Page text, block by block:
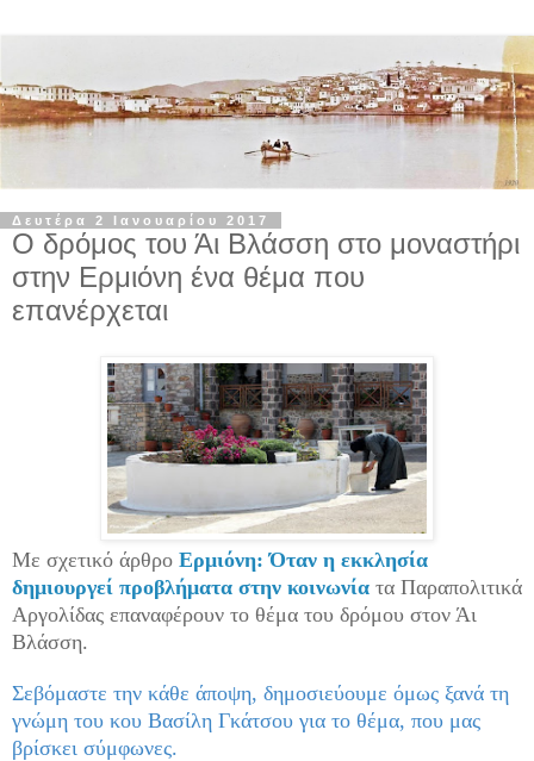
Δευτέρα 2 Ιανουαρίου 2017
Ο δρόμος του Άι Βλάσση στο μοναστήρι
στην Ερμιόνη ένα θέμα που
επανέρχεται
Με σχετικό άρθρο Ερμιόνη: Όταν η εκκλησία
δημιουργεί προβλήματα στην κοινωνία τα Παραπολιτικά
Αργολίδας επαναφέρουν το θέμα του δρόμου στον Άι
Βλάσση.
Σεβόμαστε την κάθε άποψη, δημοσιεύουμε όμως ξανά τη
γνώμη του κου Βασίλη Γκάτσου για το θέμα, που μας
βρίσκει σύμφωνες.